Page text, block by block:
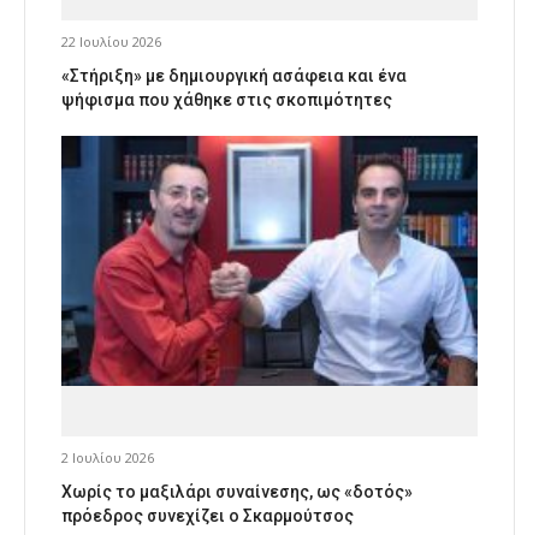
22 Ιουλίου 2026
«Στήριξη» με δημιουργική ασάφεια και ένα
ψήφισμα που χάθηκε στις σκοπιμότητες
2 Ιουλίου 2026
Χωρίς το μαξιλάρι συναίνεσης, ως «δοτός»
πρόεδρος συνεχίζει ο Σκαρμούτσος